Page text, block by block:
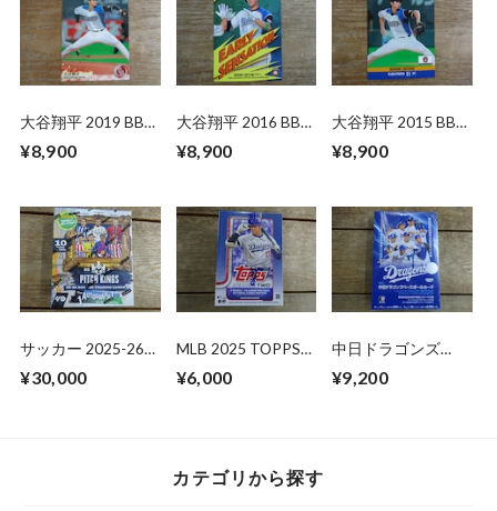
大谷翔平 2019 BBM
¥8,900
大谷翔平 2016 BBM
¥8,900
大谷翔平 2015 BBM
¥8,900
サッカー 2025-26
KINGS HOBBY
¥30,000
MLB 2025 TOPPS
BOX 未開封BOX
¥6,000
中日ドラゴンズ
BOX
¥9,200
カテゴリから探す